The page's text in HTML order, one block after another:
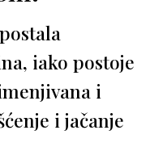
iako postoje
i
i jačanje